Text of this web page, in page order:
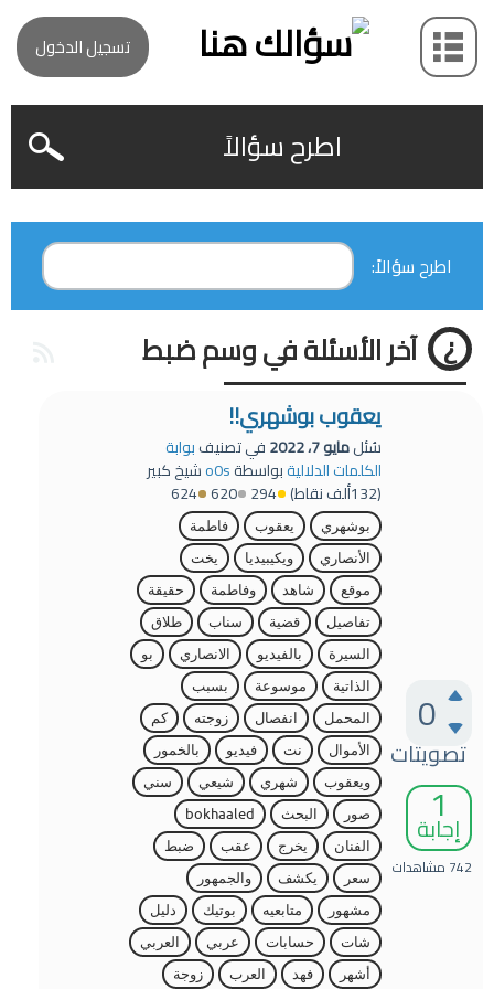
تسجيل الدخول
اطرح سؤالاً
اطرح سؤالاً:
آخر الأسئلة في وسم ضبط
0
تصويتات
1
إجابة
742 مشاهدات
يعقوب بوشهري!!
سُئلمايو 7، 2022 في تصنيفبوابة
الكلمات الدلاليةبواسطةo0sشيخ كبير
(132ألف نقاط) 294
620
624
بوشهري يعقوب
فاطمة
الأنصاري
ويكيبيديا
يخت
موقع
شاهد وفاطمة
حقيقة
تفاصيل
قضية سناب
طلاق
السيرة
بالفيديو الانصاري
بو
الذاتية
موسوعة
بسبب
المحمل
انفصال زوجته
كم
الأموال
نت فيديو
بالخمور
ويعقوب
شهري شيعي
سني
صور
البحث
bokhaaled
الفنان
يخرج عقب
ضبط
سعر
يكشف
والجمهور
مشهور
متابعيه بوتيك
دليل
شات
حسابات عربي
العربي
أشهر
فهد العرب زوجة